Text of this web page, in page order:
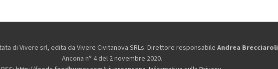
di Vivere srl, edita da Vivere Civitanova SRLs. Direttore responsabile Andrea Brecciaroli
Ancona n° 4 del 2 novembre 2020.